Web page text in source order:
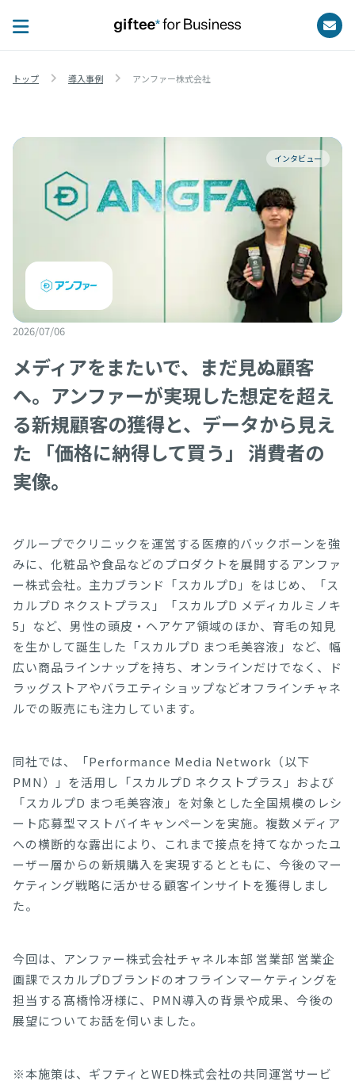
トップ 導入事例 アンファー株式会社
インタビュー
2026/07/06
メディアをまたいで、まだ見ぬ顧客
へ。アンファーが実現した想定を超え
る新規顧客の獲得と、データから見え
た 「価格に納得して買う」 消費者の
実像。
グループでクリニックを運営する医療的バックボーンを強
みに、化粧品や食品などのプロダクトを展開するアンファ
ー株式会社。主力ブランド「スカルプD」をはじめ、「ス
カルプD ネクストプラス」「スカルプD メディカルミノキ
5」など、男性の頭皮・ヘアケア領域のほか、育毛の知見
を生かして誕生した「スカルプD まつ毛美容液」など、幅
広い商品ラインナップを持ち、オンラインだけでなく、ド
ラッグストアやバラエティショップなどオフラインチャネ
ルでの販売にも注力しています。
同社では、「Performance Media Network（以下
PMN）」を活用し「スカルプD ネクストプラス」および
「スカルプD まつ毛美容液」を対象とした全国規模のレシ
ート応募型マストバイキャンペーンを実施。複数メディア
への横断的な露出により、これまで接点を持てなかったユ
ーザー層からの新規購入を実現するとともに、今後のマー
ケティング戦略に活かせる顧客インサイトを獲得しまし
た。
今回は、アンファー株式会社チャネル本部 営業部 営業企
画課でスカルプDブランドのオフラインマーケティングを
担当する髙橋怜冴様に、PMN導入の背景や成果、今後の
展望についてお話を伺いました。
※本施策は、ギフティとWED株式会社の共同運営サービ